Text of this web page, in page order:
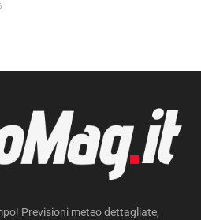
Previsioni meteo dettagliate,